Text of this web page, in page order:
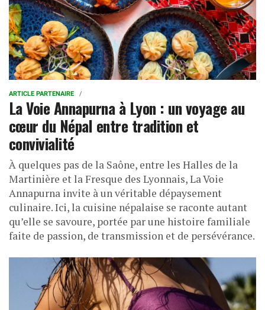
ARTICLE PARTENAIRE
La Voie Annapurna à Lyon : un voyage au
cœur du Népal entre tradition et
convivialité
À quelques pas de la Saône, entre les Halles de la
Martinière et la Fresque des Lyonnais, La Voie
Annapurna invite à un véritable dépaysement
culinaire. Ici, la cuisine népalaise se raconte autant
qu’elle se savoure, portée par une histoire familiale
faite de passion, de transmission et de persévérance.